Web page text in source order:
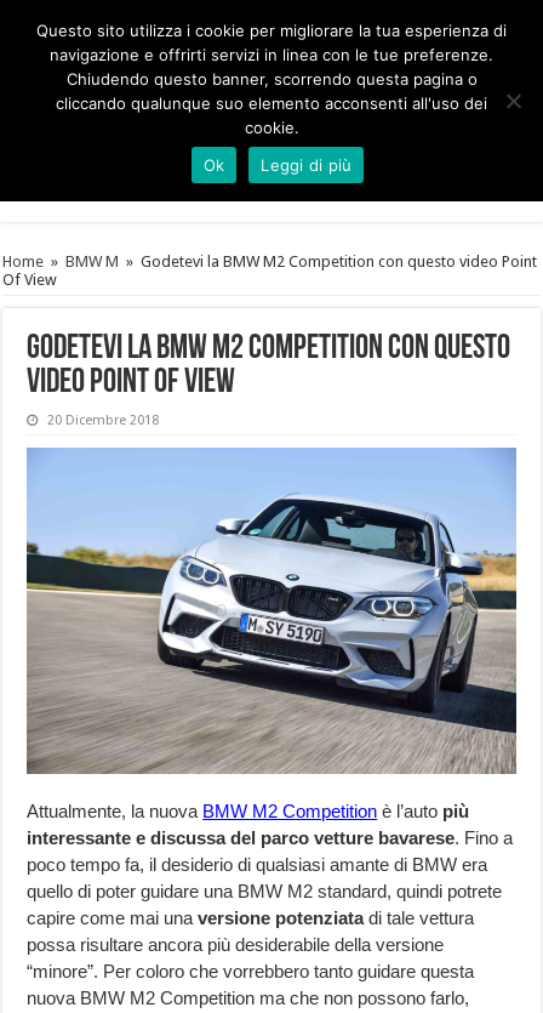
Home » BMW M » Godetevi la BMW M2 Competition con questo video Point
Of View
Godetevi la BMW M2 Competition con questo
video Point Of View
20 Dicembre 2018
Attualmente, la nuova BMW M2 Competition è l’auto più
interessante e discussa del parco vetture bavarese. Fino a
poco tempo fa, il desiderio di qualsiasi amante di BMW era
quello di poter guidare una BMW M2 standard, quindi potrete
capire come mai unaversione potenziatadi tale vettura
possa risultare ancora più desiderabile della versione
“minore”. Per coloro che vorrebbero tanto guidare questa
nuova BMW M2 Competition ma che non possono farlo,
Questo sito utilizza i cookie per migliorare la tua esperienza di
navigazione e offrirti servizi in linea con le tue preferenze.
Chiudendo questo banner, scorrendo questa pagina o
cliccando qualunque suo elemento acconsenti all'uso dei
cookie.
Ok
Leggi di più